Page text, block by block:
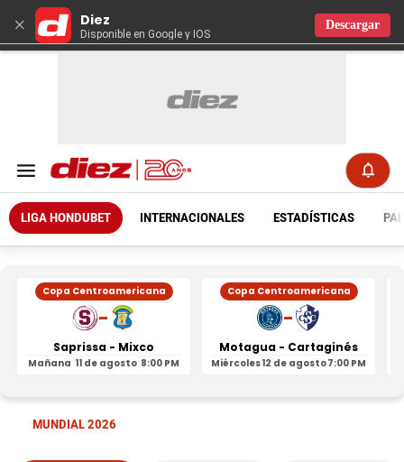
× Diez
Disponible en Google y IOS
Descargar
LIGA HONDUBET INTERNACIONALES ESTADÍSTICAS
Copa Centroamericana
-
Saprissa - Mixco
Mañana 11 de agosto 8:00 PM
Copa Centroamericana
-
Motagua - Cartaginés
Miércoles12 de agosto7:00 PM
MUNDIAL 2026